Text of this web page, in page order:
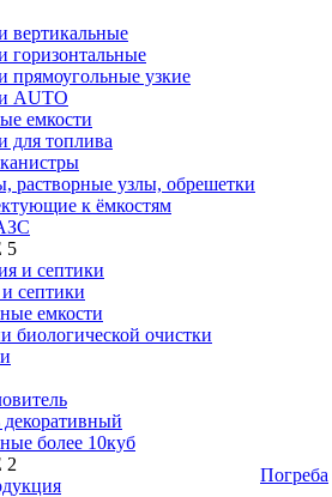
вертикальные
горизонтальные
прямоугольные узкие
АUТО
емкости
для топлива
растворные узлы, обрешетки
к ёмкостям
5
септики
емкости
биологической очистки
более 10куб
Погреба